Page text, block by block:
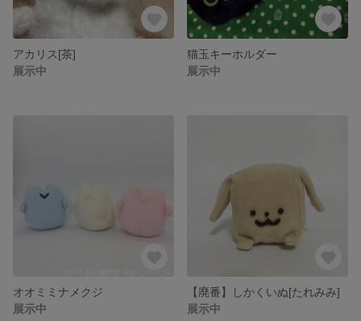
アカリス[茶]
展示中
猫玉キーホルダー
展示中
オオミミナメクジ
展示中
【廃番】しかくいぬ[たれみみ]
展示中